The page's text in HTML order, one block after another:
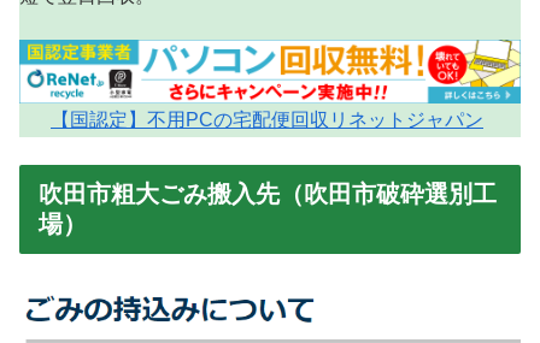
【国認定】不用PCの宅配便回収リネットジャパン
吹田市粗大ごみ搬入先（吹田市破砕選別工
場）